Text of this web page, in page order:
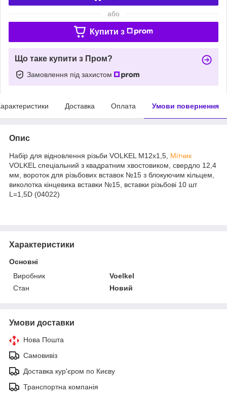
або
Купити з
Що таке купити з Пром?
Замовлення під захистом
Доставка Оплата Умови повернення
Опис
Набір для відновлення різьби VOLKEL М12х1,5, Мітчик
VOLKEL спеціальний з квадратним хвостовиком, свердло 12,4
мм, вороток для різьбових вставок №15 з блокуючим кільцем,
виколотка кінцевика вставки №15, вставки різьбові 10 шт
L=1,5D (04022)
Характеристики
Основні
Виробник
Voelkel
Стан
Новий
Умови доставки
Нова Пошта
Самовивіз
Доставка кур'єром по Києву
Транспортна компанія